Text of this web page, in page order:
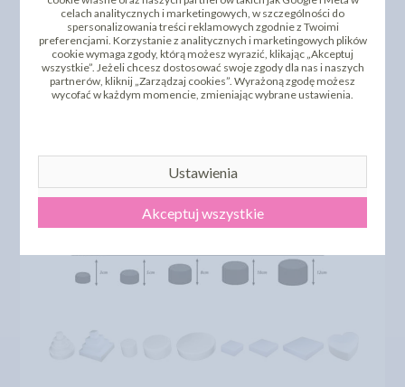
celach analitycznych i marketingowych, w szczególności do
spersonalizowania treści reklamowych zgodnie z Twoimi
preferencjami. Korzystanie z analitycznych i marketingowych plików
cookie wymaga zgody, którą możesz wyrazić, klikając „Akceptuj
wszystkie”. Jeżeli chcesz dostosować swoje zgody dla nas i naszych
partnerów, kliknij „Zarządzaj cookies”. Wyrażoną zgodę możesz
wycofać w każdym momencie, zmieniając wybrane ustawienia.
Ustawienia
Akceptuj wszystkie